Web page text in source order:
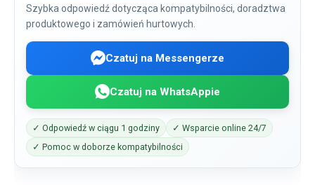
Szybka odpowiedź dotycząca kompatybilności, doradztwa
produktowego i zamówień hurtowych.
Czatuj na Messengerze
Czatuj na WhatsAppie
✓ Odpowiedź w ciągu 1 godziny
✓ Wsparcie online 24/7
✓ Pomoc w doborze kompatybilności